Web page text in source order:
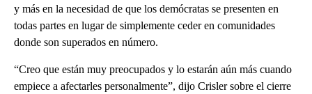
y más en la necesidad de que los demócratas se presenten en
todas partes en lugar de simplemente ceder en comunidades
donde son superados en número.
“Creo que están muy preocupados y lo estarán aún más cuando
empiece a afectarles personalmente”, dijo Crisler sobre el cierre